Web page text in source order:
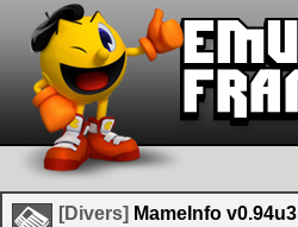
[Divers] MameInfo v0.94u3